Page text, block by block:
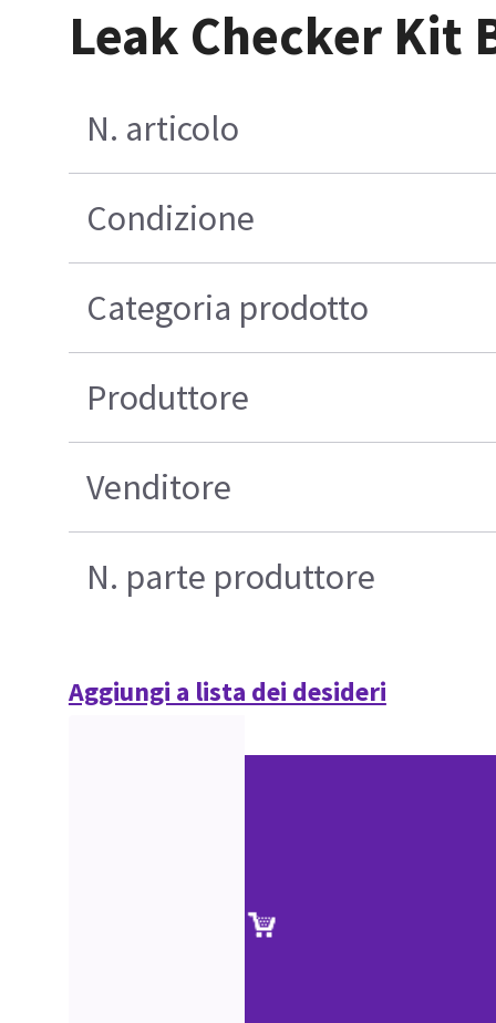
Leak Checker Kit
N. articolo
Condizione
Categoria prodotto
Produttore
Venditore
N. parte produttore
Aggiungi a lista dei desideri